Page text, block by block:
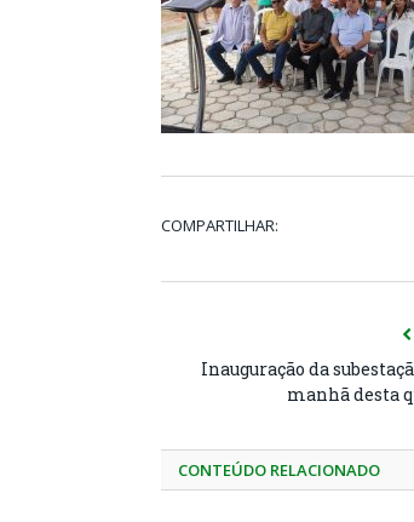
COMPARTILHAR:
Inauguração da
manhã desta
CONTEÚDO RELACIONADO